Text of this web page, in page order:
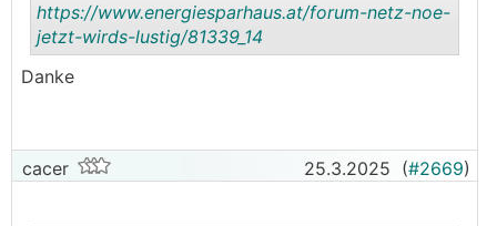
sich genau so wie das Charge-Limit im DVCC-
Modus oder?
..
https://www.energiesparhaus.at/forum-netz-noe-
jetzt-wirds-lustig/81339_14
Danke
cacer 25.3.2025 (#2669)